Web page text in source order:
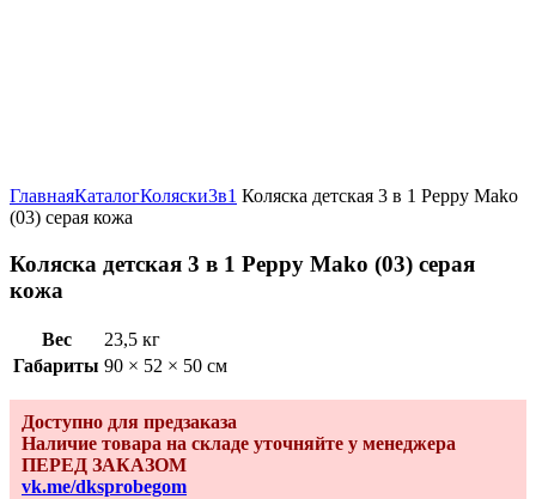
ГлавнаяКаталогКоляски3в1 Коляска детская 3 в 1 Peppy Mako
(03) серая кожа
Коляска детская 3 в 1 Peppy Mako (03) серая
кожа
Вес
23,5 кг
Габариты 90 × 52 × 50 см
Доступно для предзаказа
Наличие товара на складе уточняйте у менеджера
ПЕРЕД ЗАКАЗОМ
vk.me/dksprobegom